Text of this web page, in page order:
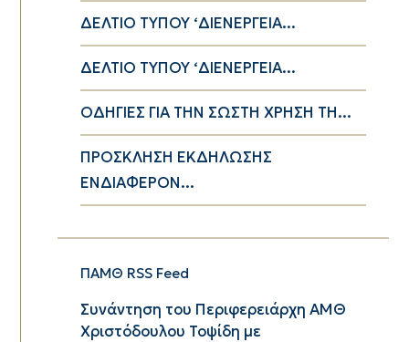
ΔΕΛΤΙΟ ΤΥΠΟΥ ‘ΔΙΕΝΕΡΓΕΙΑ...
ΔΕΛΤΙΟ ΤΥΠΟΥ ‘ΔΙΕΝΕΡΓΕΙΑ...
ΟΔΗΓΙΕΣ ΓΙΑ ΤΗΝ ΣΩΣΤΗ ΧΡΗΣΗ ΤΗ...
ΠΡΟΣΚΛΗΣΗ ΕΚΔΗΛΩΣΗΣ
ΕΝΔΙΑΦΕΡΟΝ...
ΠΑΜΘ RSS Feed
Συνάντηση του Περιφερειάρχη ΑΜΘ
Χριστόδουλου Τοψίδη με